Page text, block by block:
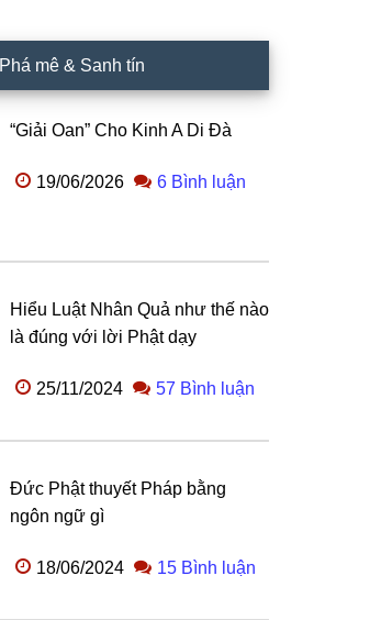
Phá mê & Sanh tín
“Giải Oan” Cho Kinh A Di Đà
19/06/2026 6 Bình luận
Hiểu Luật Nhân Quả như thế nào
là đúng với lời Phật dạy
25/11/2024 57 Bình luận
Đức Phật thuyết Pháp bằng
ngôn ngữ gì
18/06/2024 15 Bình luận